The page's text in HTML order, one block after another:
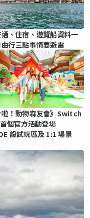
、住宿、遊覽船資料一
行三點事情要避雷
啦！動物森友會》Switch
個官方活動登場
設試玩區及 1:1 場景